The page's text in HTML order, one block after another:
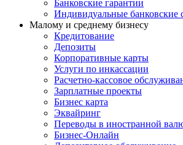
Банковские гарантии
Индивидуальные банковские
Малому и среднему бизнесу
Кредитование
Депозиты
Корпоративные карты
Услуги по инкассации
Расчетно-кассовое
Зарплатные проекты
Бизнес карта
Эквайринг
Переводы в иностранной
Бизнес-Онлайн